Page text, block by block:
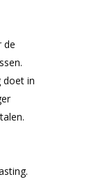
de
doet in